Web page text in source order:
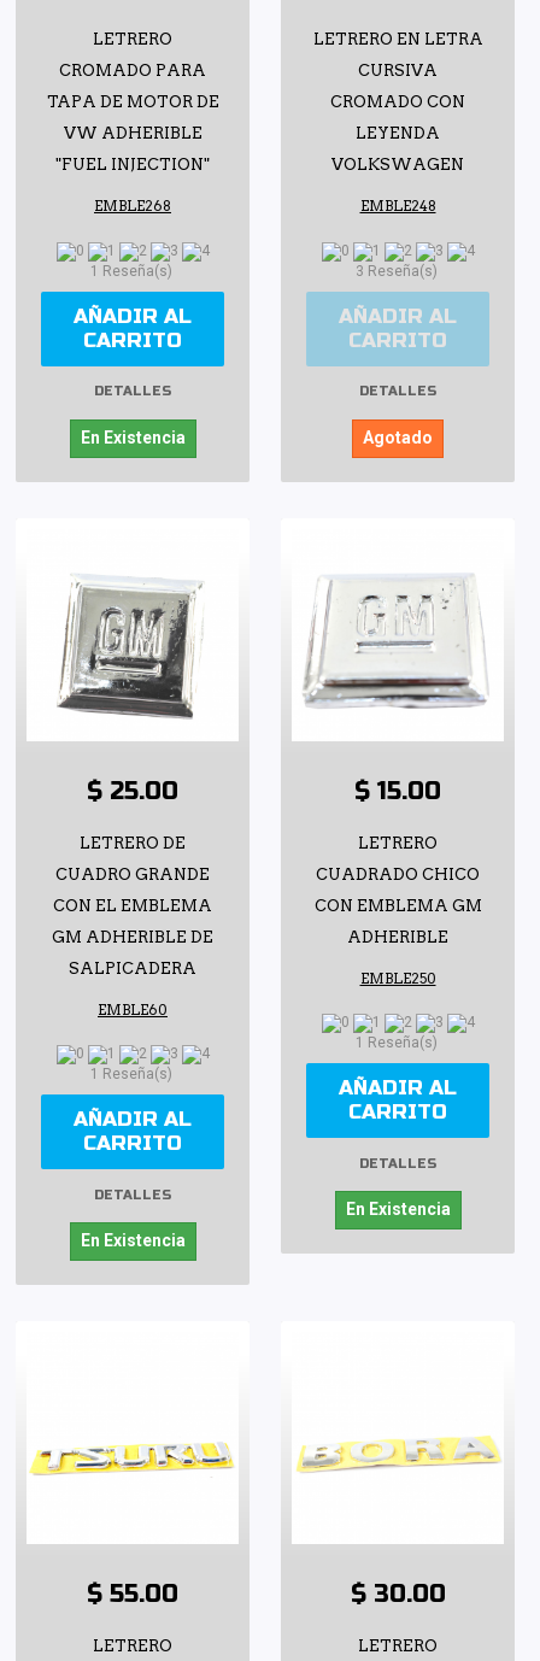
LETRERO
CROMADO PARA
TAPA DE MOTOR DE
VW ADHERIBLE
"FUEL INJECTION"
EMBLE268
1 Reseña(s)
AÑADIR AL
CARRITO
DETALLES
En Existencia
LETRERO EN LETRA
CURSIVA
CROMADO CON
LEYENDA
VOLKSWAGEN
EMBLE248
3 Reseña(s)
AÑADIR AL
CARRITO
DETALLES
Agotado
$ 25.00
LETRERO DE
CUADRO GRANDE
CON EL EMBLEMA
GM ADHERIBLE DE
SALPICADERA
EMBLE60
1 Reseña(s)
AÑADIR AL
CARRITO
DETALLES
En Existencia
$ 15.00
LETRERO
CUADRADO CHICO
CON EMBLEMA GM
ADHERIBLE
EMBLE250
1 Reseña(s)
AÑADIR AL
CARRITO
DETALLES
En Existencia
$ 55.00
LETRERO
$ 30.00
LETRERO